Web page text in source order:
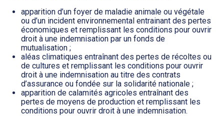
apparition d’un foyer de maladie animale ou végétale
ou d’un incident environnemental entrainant des pertes
économiques et remplissant les conditions pour ouvrir
droit à une indemnisation par un fonds de
mutualisation ;
aléas climatiques entraînant des pertes de récoltes ou
de cultures et remplissant les conditions pour ouvrir
droit à une indemnisation au titre des contrats
d’assurance ou fondée sur la solidarité nationale ;
apparition de calamités agricoles entraînant des
pertes de moyens de production et remplissant les
conditions pour ouvrir droit à une indemnisation.